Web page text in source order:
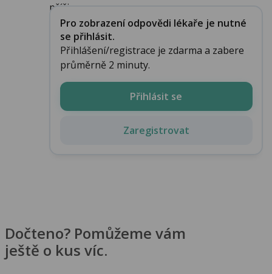
příčina po...
Pro zobrazení odpovědi lékaře je nutné
se přihlásit.
Přihlášení/registrace je zdarma a zabere
průměrně 2 minuty.
Přihlásit se
Zaregistrovat
Dočteno? Pomůžeme vám
ještě o kus víc.